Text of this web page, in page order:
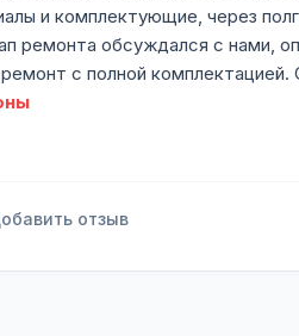
и комплектующие, через
ремонта обсуждался с нами,
с полной
отзыв